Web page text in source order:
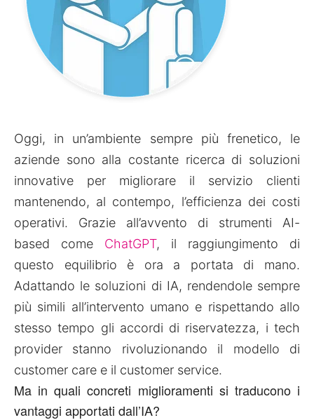
Oggi, in un’ambiente sempre più frenetico, le
aziende sono alla costante ricerca di soluzioni
innovative per migliorare il servizio clienti
mantenendo, al contempo, l’efficienza dei costi
operativi. Grazie all’avvento di strumenti AI-
based come ChatGPT, il raggiungimento di
questo equilibrio è ora a portata di mano.
Adattando le soluzioni di IA, rendendole sempre
più simili all’intervento umano e rispettando allo
stesso tempo gli accordi di riservatezza, i tech
provider stanno rivoluzionando il modello di
customer care e il customer service.
Ma in quali concreti miglioramenti si traducono i
vantaggi apportati dall’IA?